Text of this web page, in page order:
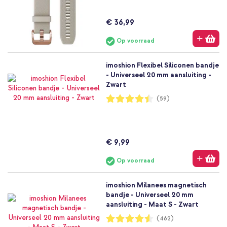
€ 36,99
Op voorraad
imoshion Flexibel Siliconen bandje
- Universeel 20 mm aansluiting -
Zwart
Waardering:
89%
(59)
€ 9,99
Op voorraad
imoshion Milanees magnetisch
bandje - Universeel 20 mm
aansluiting - Maat S - Zwart
Waardering:
91%
(462)